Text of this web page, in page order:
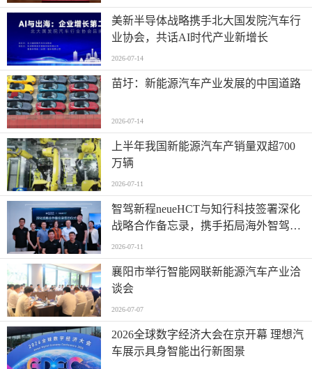
美新半导体战略携手北大国发院汽车行
业协会，共话AI时代产业新增长
2026-07-14
苗圩：新能源汽车产业发展的中国道路
2026-07-14
上半年我国新能源汽车产销量双超700
万辆
2026-07-11
智驾新程neueHCT与知行科技签署深化
战略合作备忘录，携手拓局海外智驾市
场
2026-07-11
襄阳市举行智能网联新能源汽车产业洽
谈会
2026-07-07
2026全球数字经济大会在京开幕 理想汽
车展示具身智能出行新图景